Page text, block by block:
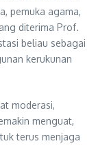
pemuka agama,
diterima Prof.
beliau sebagai
kerukunan
moderasi,
menguat,
terus menjaga